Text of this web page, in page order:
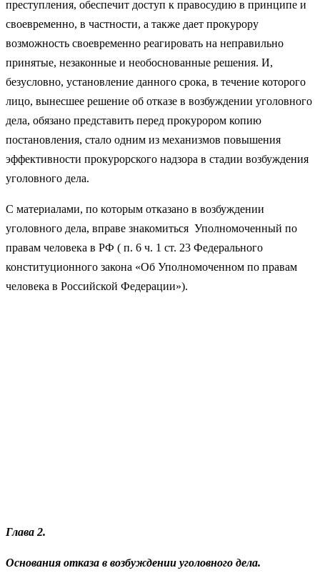
преступления, обеспечит доступ к правосудию в принципе и
своевременно, в частности, а также дает прокурору
возможность своевременно реагировать на неправильно
принятые, незаконные и необоснованные решения. И,
безусловно, установление данного срока, в течение которого
лицо, вынесшее решение об отказе в возбуждении уголовного
дела, обязано представить перед прокурором копию
постановления, стало одним из механизмов повышения
эффективности прокурорского надзора в стадии возбуждения
уголовного дела.
С материалами, по которым отказано в возбуждении
уголовного дела, вправе знакомиться Уполномоченный по
правам человека в РФ ( п. 6 ч. 1 ст. 23 Федерального
конституционного закона «Об Уполномоченном по правам
человека в Российской Федерации»).
Глава 2.
Основания отказа в возбуждении уголовного дела.